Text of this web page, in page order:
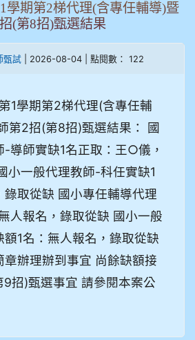
學期第2梯代理(含專任輔導)暨
(第8招)甄選結果
甄試| 2026-08-04 | 點閱數： 122
1學期第2梯代理(含專任輔
第2招(第8招)甄選結果： 國
-導師實缺1名正取：王○儀，
小一般代理教師-科任實缺1
錄取從缺 國小專任輔導代理
人報名，錄取從缺 國小一般
1名：無人報名，錄取從缺
章辦理辦到事宜 尚餘缺額接
招)甄選事宜 請參閱本案公